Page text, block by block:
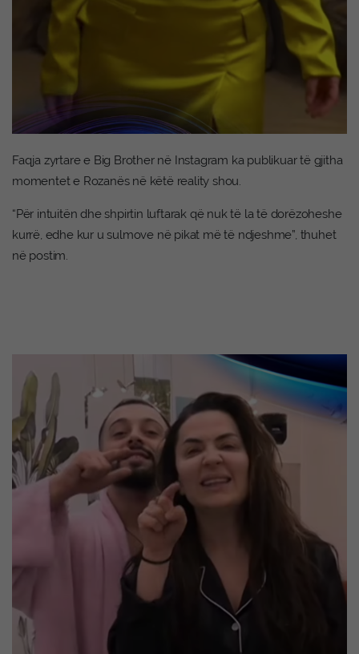
Faqja zyrtare e Big Brother në Instagram ka publikuar të gjitha
momentet e Rozanës në këtë reality shou.
“Për intuitën dhe shpirtin luftarak që nuk të la të dorëzoheshe
kurrë, edhe kur u sulmove në pikat më të ndjeshme”, thuhet
në postim.